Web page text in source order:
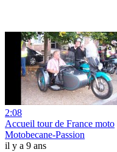
2:08
Accueil tour de France moto
Motobecane-Passion
il y a 9 ans